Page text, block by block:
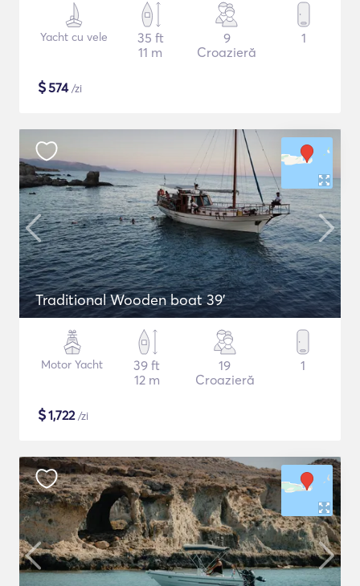
Yacht cu vele
35 ft
11 m
9
Croazieră
1
$574/zi
Traditional Wooden boat 39'
Motor Yacht
39 ft
12 m
19
Croazieră
1
$1,722/zi